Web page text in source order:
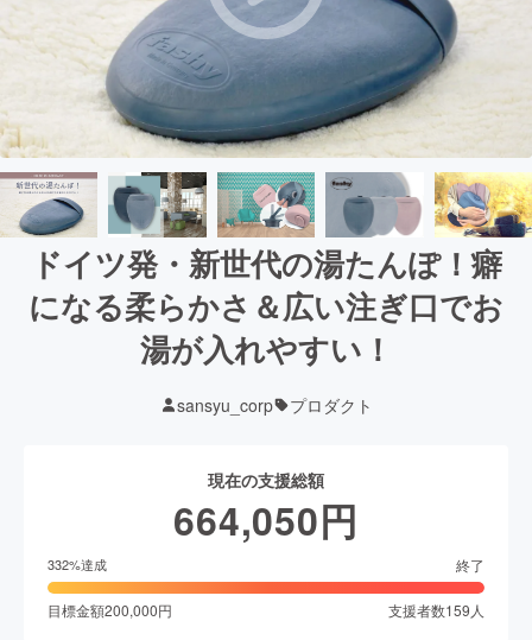
ドイツ発・新世代の湯たんぽ！癖
になる柔らかさ＆広い注ぎ口でお
湯が入れやすい！
sansyu_corp プロダクト
現在の支援総額
664,050円
332%達成 終了
目標金額200,000円 支援者数159 人